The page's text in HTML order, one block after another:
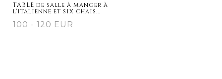
TABLE de salle à manger à
l'italienne et six chais...
100 - 120 EUR